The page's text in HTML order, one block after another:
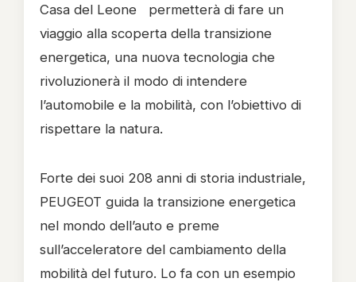
Casa del Leone permetterà di fare un
viaggio alla scoperta della transizione
energetica, una nuova tecnologia che
rivoluzionerà il modo di intendere
l’automobile e la mobilità, con l’obiettivo di
rispettare la natura.
Forte dei suoi 208 anni di storia industriale,
PEUGEOT guida la transizione energetica
nel mondo dell’auto e preme
sull’acceleratore del cambiamento della
mobilità del futuro. Lo fa con un esempio